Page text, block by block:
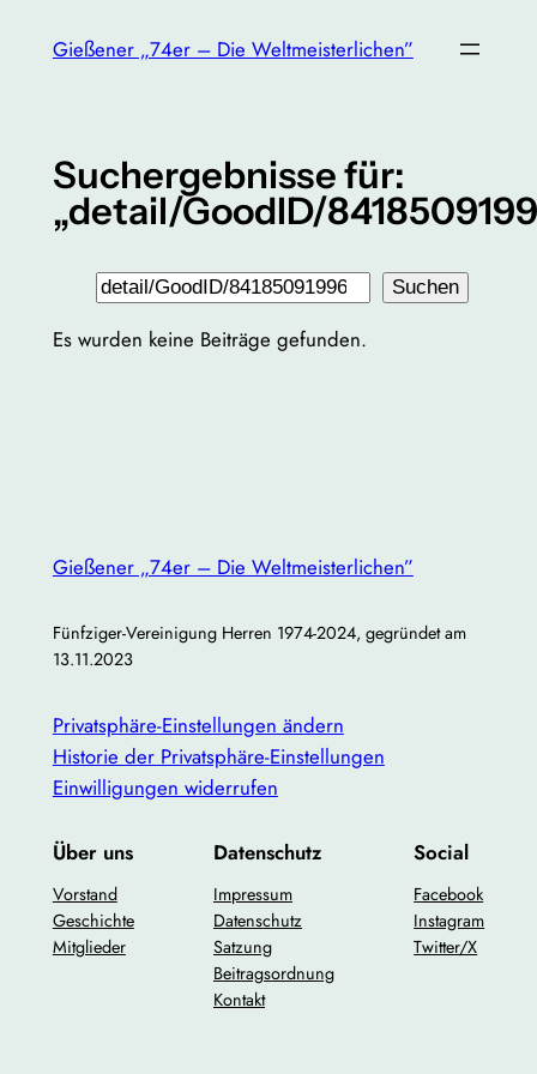
InhaltGießener „74er – Die Weltmeisterlichen”
Suchergebnisse für:
„detail/GoodID/
Suchen Suchen
Es wurden keine Beiträge gefunden.
Gießener „74er – Die Weltmeisterlichen”
Fünfziger-Vereinigung Herren 1974-2024, gegründet am
13.11.2023
Privatsphäre-Einstellungen ändern
Historie der Privatsphäre-Einstellungen
Einwilligungen widerrufen
Über uns
Vorstand
Geschichte
Mitglieder
Datenschutz
Impressum
Datenschutz
Satzung
Beitragsordnung
Kontakt
Social
Facebook
Instagram
Twitter/X